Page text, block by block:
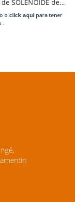
BOBINA de SOLENOIDE de PONY – SAM T. N. 220V.
o click aqui para tener
.